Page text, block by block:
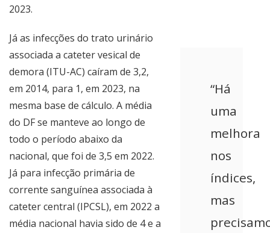
2023.
“Há
uma
melhora
nos
índices,
mas
Já as infecções do trato urinário
associada a cateter vesical de
demora (ITU-AC) caíram de 3,2,
em 2014, para 1, em 2023, na
mesma base de cálculo. A média
do DF se manteve ao longo de
todo o período abaixo da
nacional, que foi de 3,5 em 2022.
Já para infecção primária de
corrente sanguínea associada à
cateter central (IPCSL), em 2022 a
média nacional havia sido de 4 e a